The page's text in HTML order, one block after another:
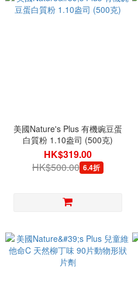
美國Nature's Plus 有機豌豆蛋
白質粉 1.10盎司 (500克)
HK$319.00
HK$500.00 6.4折